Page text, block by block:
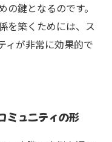
鍵となるのです。
を築くためには、ス
ィが非常に効果的で
ミュニティの形